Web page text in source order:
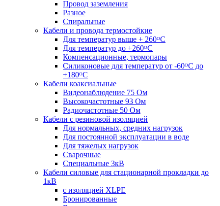
Провод заземления
Разное
Спиральные
Кабели и провода термостойкие
Для температур выше + 260ᴼС
Для температур до +260ᴼС
Компенсационные, термопары
Силиконовые для температур от -60ᴼC до
+180ᴼС
Кабели коаксиальные
Видеонаблюдение 75 Ом
Высокочастотные 93 Ом
Радиочастотные 50 Ом
Кабели с резиновой изоляцией
Для нормальных, средних нагрузок
Для постоянной эксплуатации в воде
Для тяжелых нагрузок
Сварочные
Специальные 3кВ
Кабели силовые для стационарной прокладки до
1кВ
c изоляцией XLPE
Бронированные